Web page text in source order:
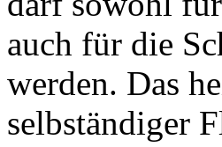
auch für die
werden. Das
selbständiger